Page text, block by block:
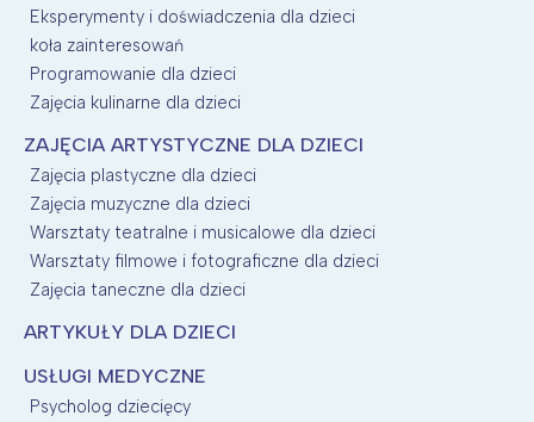
Eksperymenty i doświadczenia dla dzieci
koła zainteresowań
Programowanie dla dzieci
Zajęcia kulinarne dla dzieci
ZAJĘCIA ARTYSTYCZNE DLA DZIECI
Zajęcia plastyczne dla dzieci
Zajęcia muzyczne dla dzieci
Warsztaty teatralne i musicalowe dla dzieci
Warsztaty filmowe i fotograficzne dla dzieci
Zajęcia taneczne dla dzieci
ARTYKUŁY DLA DZIECI
USŁUGI MEDYCZNE
Psycholog dziecięcy